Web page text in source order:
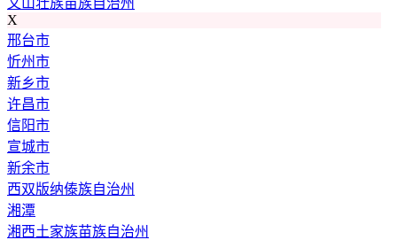
X
邢台市
忻州市
新乡市
许昌市
信阳市
宣城市
新余市
西双版纳傣族自治州
湘潭
湘西土家族苗族自治州